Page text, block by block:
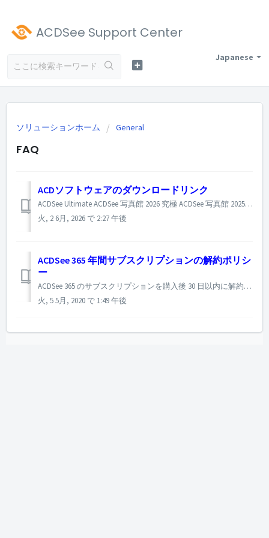
ACDSee Support Center
Japanese
ソリューションホーム General
FAQ
ACDソフトウェアのダウンロードリンク
ACDSee Ultimate ACDSee 写真館 2026 究極 ACDSee 写真館 2025 究極 ACDSee Professional ACDSee 写真館 2026 プロ ACDSee 写真館 2025 プロ ACDSee Home ACDSee 写真館 2026 ...
火, 2 6月, 2026 で 2:27 午後
ACDSee 365 年間サブスクリプションの解約ポリシ
ー
ACDSee 365 のサブスクリプションを購入後 30 日以内に解約した場合、全額が返金されます。 たとえば、ACDSee 365 シルバープラン (年間) を 2016/8/15 に購入して 2016/9/15 より前に払い戻しを請求した場合、購入から 30 日以内に請求が行われているため、全額が返...
火, 5 5月, 2020 で 1:49 午後